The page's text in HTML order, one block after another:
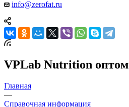
info@zerofat.ru
VPLab Nutrition оптом
Главная
—
Справочная информация